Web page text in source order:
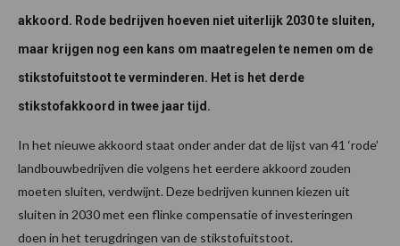
akkoord. Rode bedrijven hoeven niet uiterlijk 2030 te sluiten,
maar krijgen nog een kans om maatregelen te nemen om de
stikstofuitstoot te verminderen. Het is het derde
stikstofakkoord in twee jaar tijd.
In het nieuwe akkoord staat onder ander dat de lijst van 41 ‘rode’
landbouwbedrijven die volgens het eerdere akkoord zouden
moeten sluiten, verdwijnt. Deze bedrijven kunnen kiezen uit
sluiten in 2030 met een flinke compensatie of investeringen
doen in het terugdringen van de stikstofuitstoot.